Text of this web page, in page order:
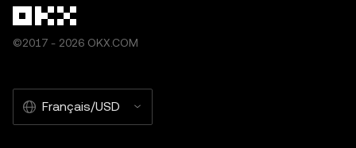
©2017 - 2026 OKX.COM
Français/USD